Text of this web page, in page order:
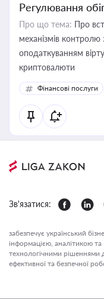
Регулювання
Про що тема: Про
механізмів
оподаткуванням
криптовалюти
Фінансові послуги
Зв'язатися:
забезпечує український
інформацією, аналітикою та
технологічними рішеннями
ефективної та безпечної